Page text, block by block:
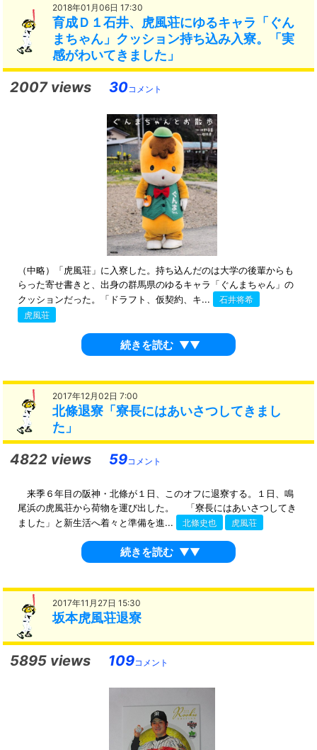
2018年01月06日 17:30
育成Ｄ１石井、虎風荘にゆるキャラ「ぐん
まちゃん」クッション持ち込み入寮。「実
感がわいてきました」
2007 views 30コメント
（中略）「虎風荘」に入寮した。持ち込んだのは大学の後輩からも
らった寄せ書きと、出身の群馬県のゆるキャラ「ぐんまちゃん」の
クッションだった。「ドラフト、仮契約、キ...
石井将希
虎風荘
続きを読む ▼▼
2017年12月02日 7:00
北條退寮「寮長にはあいさつしてきまし
た」
4822 views 59コメント
来季６年目の阪神・北條が１日、このオフに退寮する。１日、鳴
尾浜の虎風荘から荷物を運び出した。 「寮長にはあいさつしてき
ました」と新生活へ着々と準備を進...
北條史也 虎風荘
続きを読む ▼▼
2017年11月27日 15:30
坂本虎風荘退寮
5895 views 109コメント